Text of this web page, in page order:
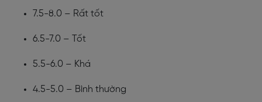
7.5-8.0 – Rất tốt
6.5-7.0 – Tốt
5.5-6.0 – Khá
4.5-5.0 – Bình thường